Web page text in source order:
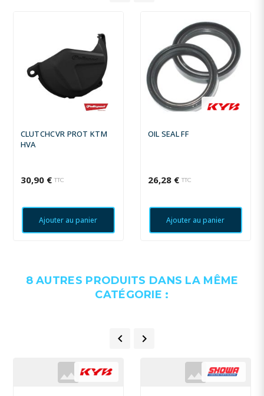
CLUTCHCVR PROT KTM
HVA
30,90 € TTC
Ajouter au panier
OIL SEAL FF
26,28 € TTC
Ajouter au panier
8 AUTRES PRODUITS DANS LA MÊME
CATÉGORIE :
 